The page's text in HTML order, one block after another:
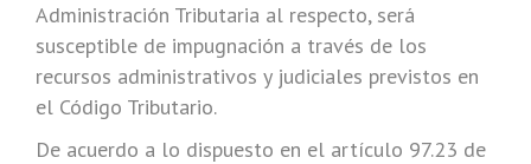
Administración Tributaria al respecto, será
susceptible de impugnación a través de los
recursos administrativos y judiciales previstos en
el Código Tributario.
De acuerdo a lo dispuesto en el artículo 97.23 de